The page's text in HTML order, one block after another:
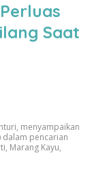
Saat
menyampaikan
dalam pencarian
Marang Kayu,